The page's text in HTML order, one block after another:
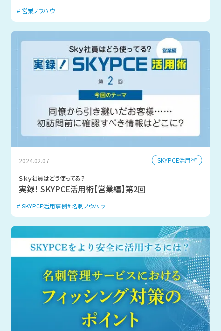
営業ノウハウ
2024.02.07 SKYPCE活用術
Ｓｋｙ社員はどう使ってる？
実録！ SKYPCE活用術【営業編】第2回
SKYPCE活用事例 名刺ノウハウ